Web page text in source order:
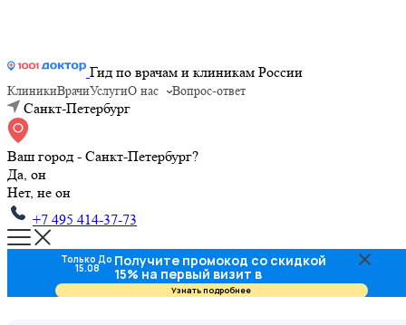
Гид по врачам и клиникам России
КлиникиВрачиУслугиО нас Вопрос-ответ
Санкт-Петербург
Ваш город - Санкт-Петербург?
Да, он
Нет, не он
+7 495 414-37-73
Только До
15.08 Получите промокод со скидкой
15% на первый визит в
стоматологию
Узнать подробнее